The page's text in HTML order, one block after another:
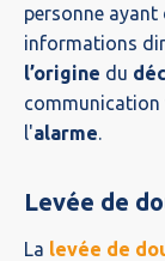
personne ayant
informations
l’origine du
communication
l'alarme
Levée de
La levée de